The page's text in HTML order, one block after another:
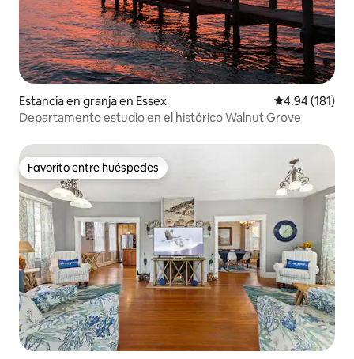
Estancia en granja en Essex Calificación
4.94 (181)
Departamento estudio en el histórico Walnut Grove
Favorito entre huéspedes
Favorito entre huéspedes